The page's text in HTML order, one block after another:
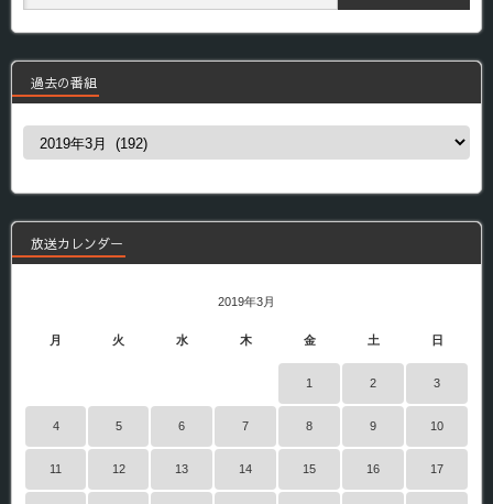
過去の番組
過
組
放送カレンダー
2019年3月
月 火 水 木 金 土 日
1 2 3
4 5 6 7 8 9 10
11 12 13 14 15 16 17